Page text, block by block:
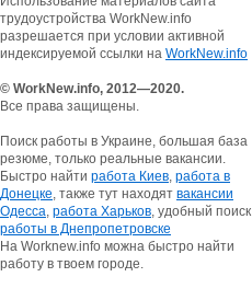
трудоустройства WorkNew.info
разрешается при условии активной
индексируемой ссылки на WorkNew.info
© WorkNew.info, 2012—2020.
Все права защищены.
Поиск работы в Украине, большая база
резюме, только реальные вакансии.
Быстро найти работа Киев, работа в
Донецке, также тут находят вакансии
Одесса, работа Харьков, удобный поиск
работы в Днепропетровске
На Worknew.info можна быстро найти
работу в твоем городе.